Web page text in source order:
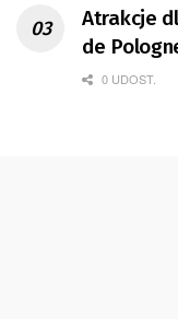
Atrakcje
de
0 UDOST.